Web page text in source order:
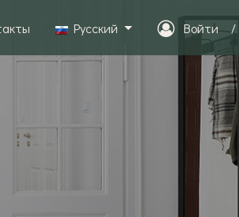
Pусский Войти /